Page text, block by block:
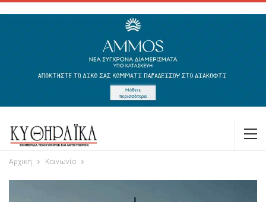
Αρχική Κοινωνία